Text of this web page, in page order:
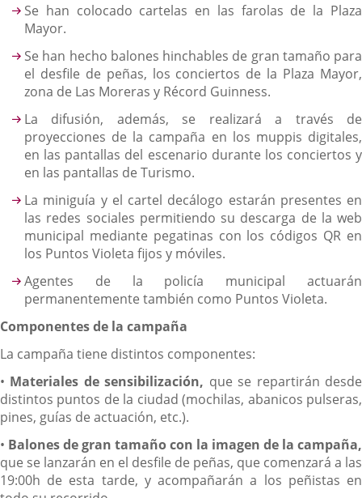
Se han colocado cartelas en las farolas de la Plaza
Mayor.
Se han hecho balones hinchables de gran tamaño para
el desfile de peñas, los conciertos de la Plaza Mayor,
zona de Las Moreras y Récord Guinness.
La difusión, además, se realizará a través de
proyecciones de la campaña en los muppis digitales,
en las pantallas del escenario durante los conciertos y
en las pantallas de Turismo.
La miniguía y el cartel decálogo estarán presentes en
las redes sociales permitiendo su descarga de la web
municipal mediante pegatinas con los códigos QR en
los Puntos Violeta fijos y móviles.
Agentes de la policía municipal actuarán
permanentemente también como Puntos Violeta.
Componentes de la campaña
La campaña tiene distintos componentes:
• Materiales de sensibilización, que se repartirán desde
distintos puntos de la ciudad (mochilas, abanicos pulseras,
pines, guías de actuación, etc.).
• Balones de gran tamañocon la imagen de la campaña,
que se lanzarán en el desfile de peñas, que comenzará a las
19:00h de esta tarde, y acompañarán a los peñistas en